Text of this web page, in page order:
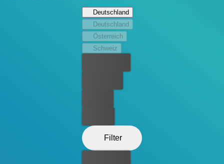
Deutschland
Deutschland
Österreich
Schweiz
Filter